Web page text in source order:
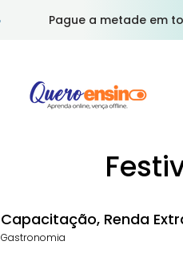
Pague a metade em
Capacitação, Renda
Gastronomia